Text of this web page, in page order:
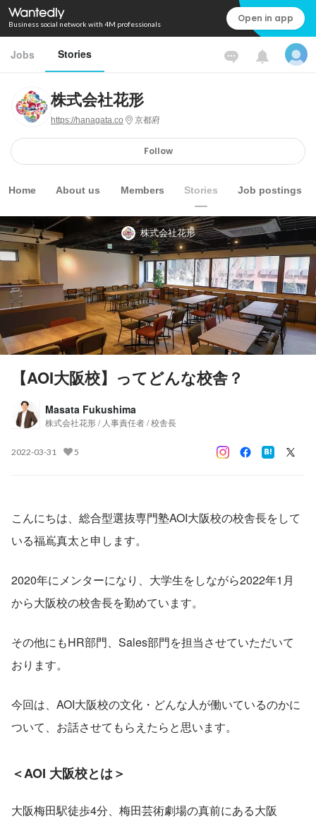
Business social network with 4M professionals Open in app
Jobs Stories
株式会社花形
https://hanagata.co 京都府
Follow
Home About us Members Stories Job postings
株式会社花形
【AOI大阪校】ってどんな校舎？
Masata Fukushima
株式会社花形 / 人事責任者 / 校舎長
2022-03-31 5
こんにちは、総合型選抜専門塾AOI大阪校の校舎長をして
いる福嶌真太と申します。
2020年にメンターになり、大学生をしながら2022年1月
から大阪校の校舎長を勤めています。
その他にもHR部門、Sales部門を担当させていただいて
おります。
今回は、AOI大阪校の文化・どんな人が働いているのかに
ついて、お話させてもらえたらと思います。
＜AOI 大阪校とは＞
大阪梅田駅徒歩4分、梅田芸術劇場の真前にある大阪